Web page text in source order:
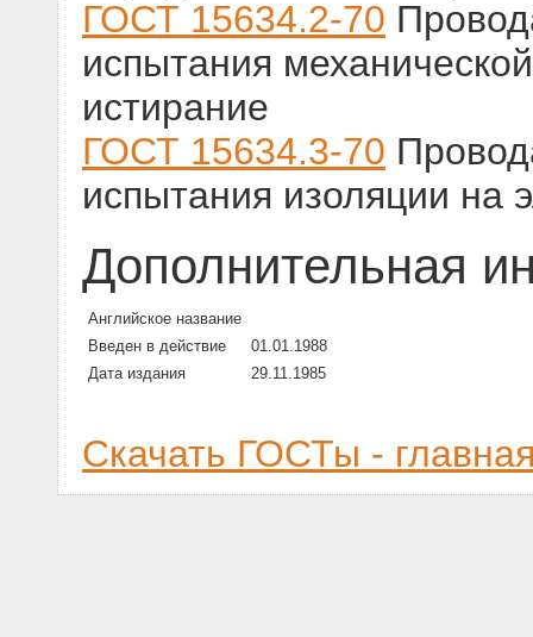
ГОСТ 15634.2-70
испытания
истирание
ГОСТ 15634.3-70
испытания изоляции на
Дополнительная
Английское название
Введен в действие
01.01.1988
Дата издания
29.11.1985
Скачать ГОСТы -